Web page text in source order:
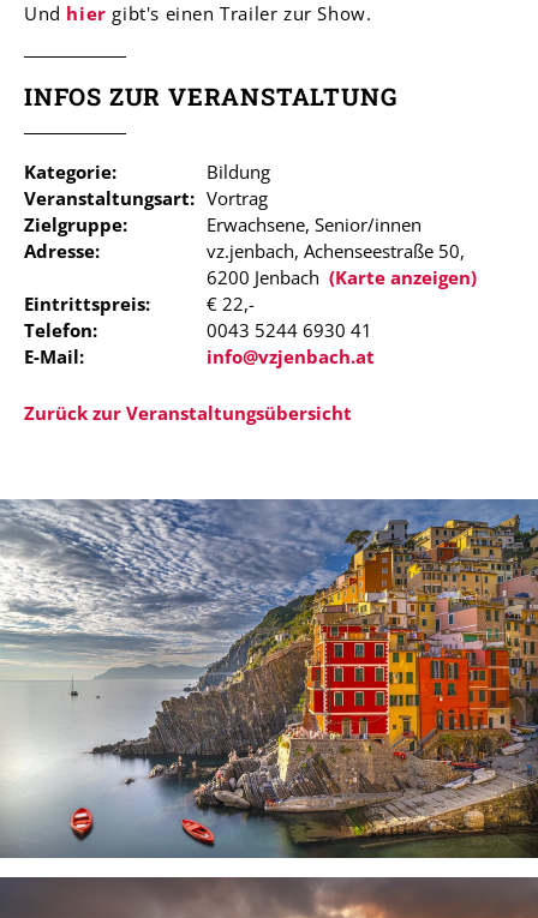
Und hier gibt's einen Trailer zur Show.
INFOS ZUR VERANSTALTUNG
Kategorie:
Bildung
Veranstaltungsart: Vortrag
Zielgruppe:
Erwachsene, Senior/innen
Adresse:
vz.jenbach, Achenseestraße 50,
6200 Jenbach (Karte anzeigen)
Eintrittspreis:
€ 22,-
Telefon:
0043 5244 6930 41
E-Mail:
info@vzjenbach.at
Zurück zur Veranstaltungsübersicht